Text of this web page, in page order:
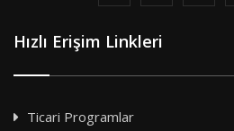
Hızlı Erişim Linkleri
Ticari Programlar